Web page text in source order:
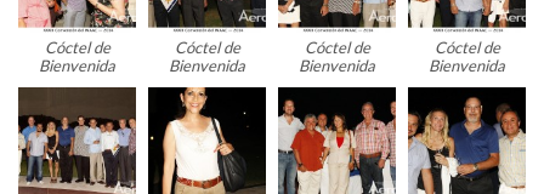
Cóctel de
Bienvenida
Cóctel de
Bienvenida
Cóctel de
Bienvenida
Cóctel de
Bienvenida